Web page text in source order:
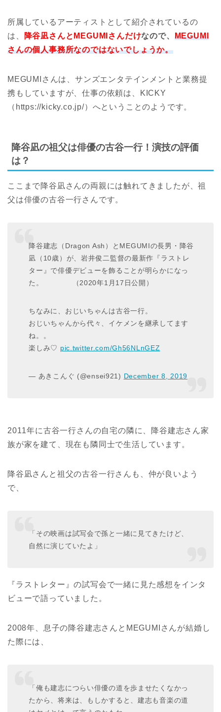
所属しているアーティストとして紹介されているの
は、
降谷凪さんとMEGUMIさんだけなので、 MEGUMI
さんの個人事務所なのではないでしょうか。
MEGUMIさんは、サンズエンタテインメントと業務提
携もしていますが、仕事の依頼は、KICKY
（https://kicky.co.jp/）へということのようです。
降谷凪の祖父は俳優の古谷一行！演技の評価
は？
ここまで降谷凪さんの両親には触れてきましたが、祖
父は俳優の古谷一行さんです。
降谷建志（Dragon Ash）とMEGUMIの長男・降谷
凪（10歳）が、岩井俊二監督の最新作『ラストレ
ター』で俳優デビューを飾ることが明らかになっ
た。 （2020年1月17日公開）
ちなみに、おじいちゃんは古谷一行。
おじいちゃんから代々、イケメンを継承してます
ね。。
楽しみ♡ pic.twitter.com/Gh56NLnGEZ
— あきこんぐ (@ensei921) December 8, 2019
2011年に古谷一行さんの自宅の隣に、降谷建志さん家
族が家を建て、現在も隣同士で生活しています。
降谷凪さんと祖父の古谷一行さんも、仲が良いよう
で、
「その映画は試写会で孫と一緒に見てきたけど、
自然に演じていたよ」
『ラストレター』の試写会で一緒に見た感想をインタ
ビューで語っていました。
2008年、息子の降谷建志さんとMEGUMIさんが結婚し
た際には、
「俺も建志につらい俳優の道を歩ませたくなかっ
たから、将来は、もしかすると、建志も音楽の道